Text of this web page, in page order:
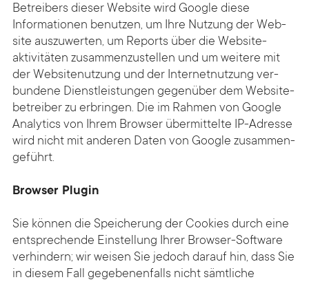
Betreibers dieser Web­site wird Google diese
Informa­tionen benutzen, um Ihre Nutzung der Web­
site auszu­werten, um Reports über die Website­
aktivitäten zusammen­zu­stellen und um weitere mit
der Website­nutzung und der Internet­nutzung ver­
bundene Dienst­leistungen gegenüber dem Website­
betreiber zu er­bringen. Die im Rahmen von Google
Analytics von Ihrem Browser über­mittelte IP-Adresse
wird nicht mit anderen Daten von Google zusammen­
ge­führt.
Browser Plugin
Sie können die Speicherung der Cookies durch eine
entsprechende Einstellung Ihrer Browser-Software
verhindern; wir weisen Sie jedoch darauf hin, dass Sie
in diesem Fall gegebenenfalls nicht sämtliche